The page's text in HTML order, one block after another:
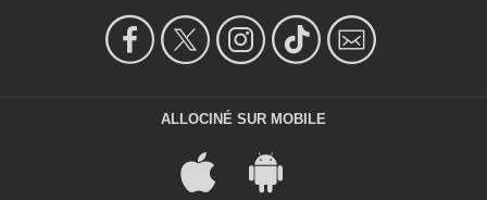
ALLOCINÉ SUR MOBILE